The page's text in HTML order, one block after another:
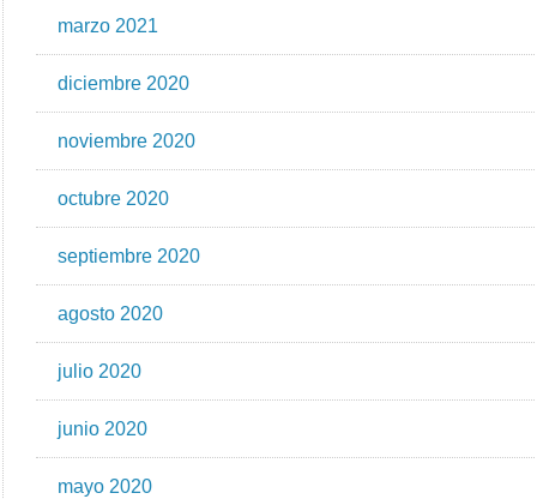
marzo 2021
diciembre 2020
noviembre 2020
octubre 2020
septiembre 2020
agosto 2020
julio 2020
junio 2020
mayo 2020